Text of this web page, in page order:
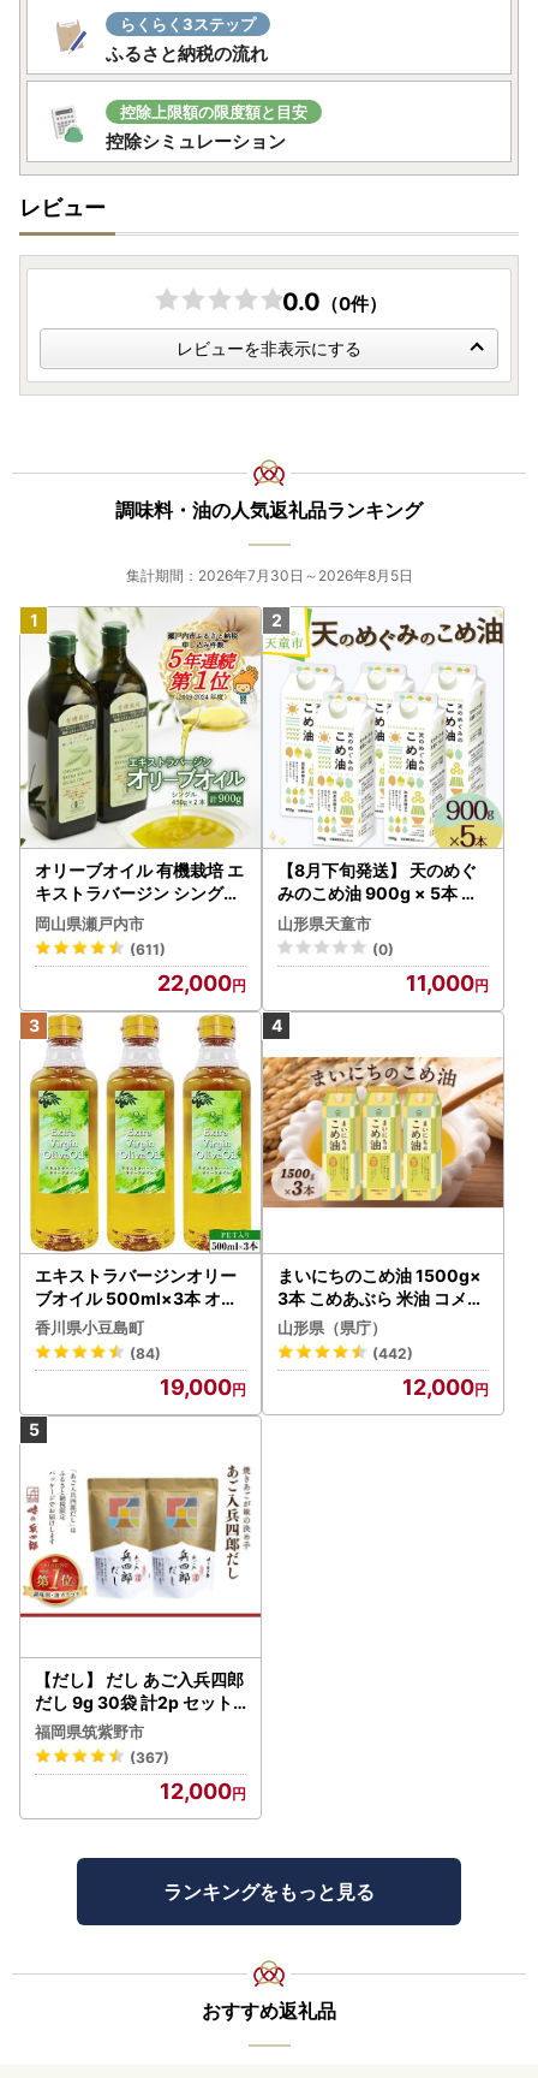
らくらく3ステップ
ふるさと納税の流れ
控除上限額の限度額と目安
控除シミュレーション
レビュー
0.0 （0件）
レビューを非表示にする
調味料・油の人気返礼品ランキング
集計期間：2026年7月30日～2026年8月5日
オリーブオイル 有機栽培 エ
キストラバージン シングル
2本 オリーブオイル
岡山県瀬戸内市
(611)
22,000
【8月下旬発送】 天のめぐ
みのこめ油 900g × 5本 米
油
山形県天童市
(0)
11,000
エキストラバージンオリー
ブオイル 500ml×3本 オリ
ーブオイル 食用油
香川県小豆島町
(84)
19,000
まいにちのこめ油 1500g×
3本 こめあぶら 米油 コメ油
揚げ物 炒め物 サラダ 山形
県 食用油 食用オイル 調理
油 油 食品 山形県 F2Y-173
山形県（県庁）
(442)
12,000
【だし】 だし あご入兵四郎
だし 9g 30袋 計2p セット
21760217
福岡県筑紫野市
(367)
12,000
ランキングをもっと見る
おすすめ返礼品